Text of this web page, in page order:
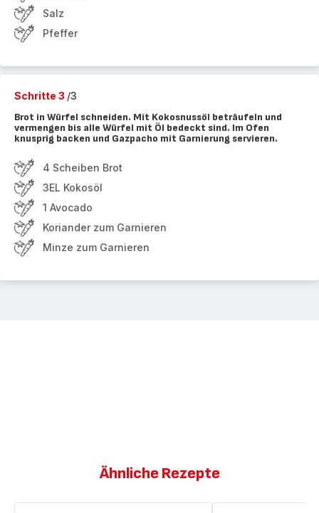
Salz
Pfeffer
Schritte 3 /3
Brot in Würfel schneiden. Mit Kokosnussöl beträufeln und
vermengen bis alle Würfel mit Öl bedeckt sind. Im Ofen
knusprig backen und Gazpacho mit Garnierung servieren.
4 Scheiben Brot
3EL Kokosöl
1 Avocado
Koriander zum Garnieren
Minze zum Garnieren
Ähnliche Rezepte